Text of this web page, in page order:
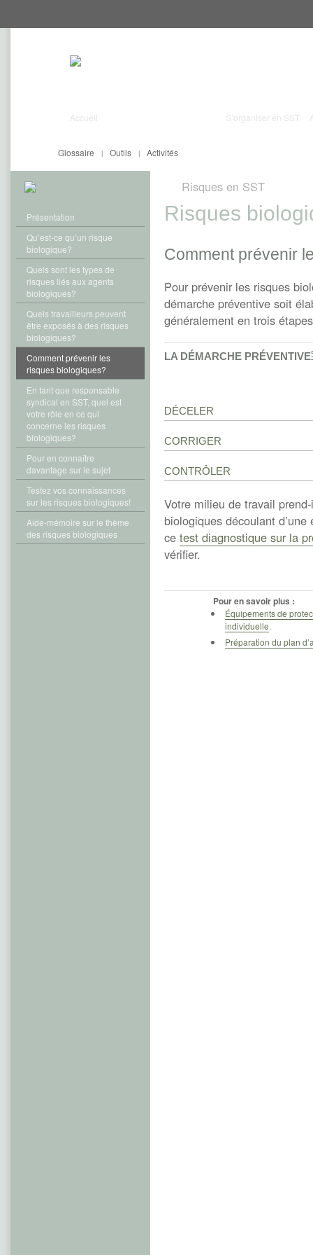
au
au
Accueil S’organiser en SST
Activités
Outils |
Glossaire |
Présentation
Qu’est-ce qu’un risque
biologique?
Quels sont les types de
risques liés aux agents
biologiques?
Quels travailleurs peuvent
être exposés à des risques
biologiques?
Comment prévenir les
risques biologiques?
En tant que responsable
syndical en SST, quel est
votre rôle en ce qui
concerne les risques
biologiques?
Pour en connaître
davantage sur le sujet
Testez vos connaissances
sur les risques biologiques!
Aide-mémoire sur le thème
des risques biologiques
Risques en SST
Risques
Comment prévenir
Pour prévenir les risques
démarche préventive soit
généralement en trois
LA DÉMARCHE PRÉVENTIVE
DÉCELER
CORRIGER
CONTRÔLER
Votre milieu de travail
biologiques découlant
ce test diagnostique sur la
vérifier.
Pour en savoir plus :
Équipements de
individuelle.
Préparation du plan